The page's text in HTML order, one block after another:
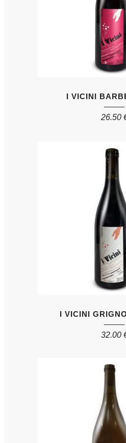
I VICINI
26.50
I VICINI
32.00